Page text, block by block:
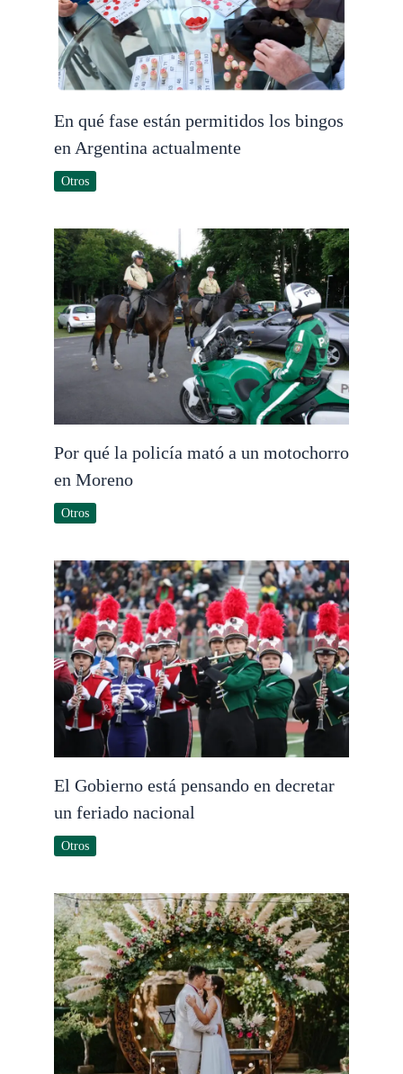
En qué fase están permitidos los bingos
en Argentina actualmente
Otros
Por qué la policía mató a un motochorro
en Moreno
Otros
El Gobierno está pensando en decretar
un feriado nacional
Otros